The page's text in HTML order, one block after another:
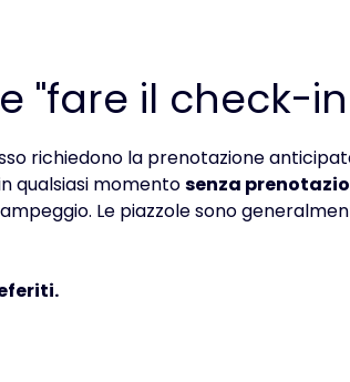
"fare il check-in
richiedono la prenotazione
qualsiasi momentosenza
Le piazzole sono